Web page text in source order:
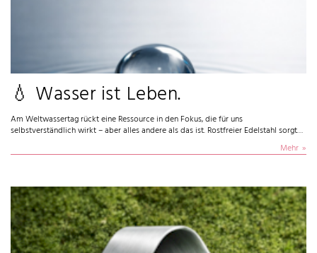
💧 Wasser ist Leben.
Am Weltwassertag rückt eine Ressource in den Fokus, die für uns
selbstverständlich wirkt – aber alles andere als das ist. Rostfreier Edelstahl sorgt…
Mehr